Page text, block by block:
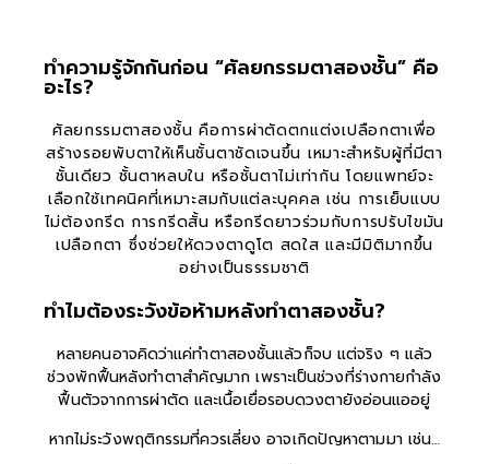
ทำความรู้จักกันก่อน “ศัลยกรรมตาสองชั้น” คือ
อะไร?
ศัลยกรรมตาสองชั้น คือการผ่าตัดตกแต่งเปลือกตาเพื่อ
สร้างรอยพับตาให้เห็นชั้นตาชัดเจนขึ้น เหมาะสำหรับผู้ที่มีตา
ชั้นเดียว ชั้นตาหลบใน หรือชั้นตาไม่เท่ากัน โดยแพทย์จะ
เลือกใช้เทคนิคที่เหมาะสมกับแต่ละบุคคล เช่น การเย็บแบบ
ไม่ต้องกรีด การกรีดสั้น หรือกรีดยาวร่วมกับการปรับไขมัน
เปลือกตา ซึ่งช่วยให้ดวงตาดูโต สดใส และมีมิติมากขึ้น
อย่างเป็นธรรมชาติ
ทำไมต้องระวังข้อห้ามหลังทำตาสองชั้น?
หลายคนอาจคิดว่าแค่ทำตาสองชั้นแล้วก็จบ แต่จริง ๆ แล้ว
ช่วงพักฟื้นหลังทำตาสำคัญมาก เพราะเป็นช่วงที่ร่างกายกำลัง
ฟื้นตัวจากการผ่าตัด และเนื้อเยื่อรอบดวงตายังอ่อนแออยู่
หากไม่ระวังพฤติกรรมที่ควรเลี่ยง อาจเกิดปัญหาตามมา เช่น…